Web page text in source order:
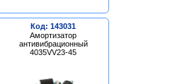
Код: 143031
Амортизатор
антивибрационный
4035VV23-45